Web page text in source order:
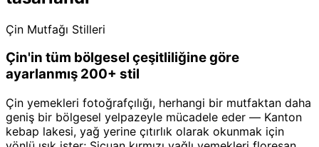
Çin Mutfağı Stilleri
Çin'in tüm bölgesel çeşitliliğine göre
ayarlanmış 200+ stil
Çin yemekleri fotoğrafçılığı, herhangi bir mutfaktan daha
geniş bir bölgesel yelpazeyle mücadele eder — Kanton
kebap lakesi, yağ yerine çıtırlık olarak okunmak için